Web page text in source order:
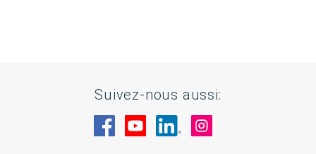
Suivez-nous aussi:
Rendez-nous visite sur Facebook
Rendez-nous visite sur
Rendez-nous visite